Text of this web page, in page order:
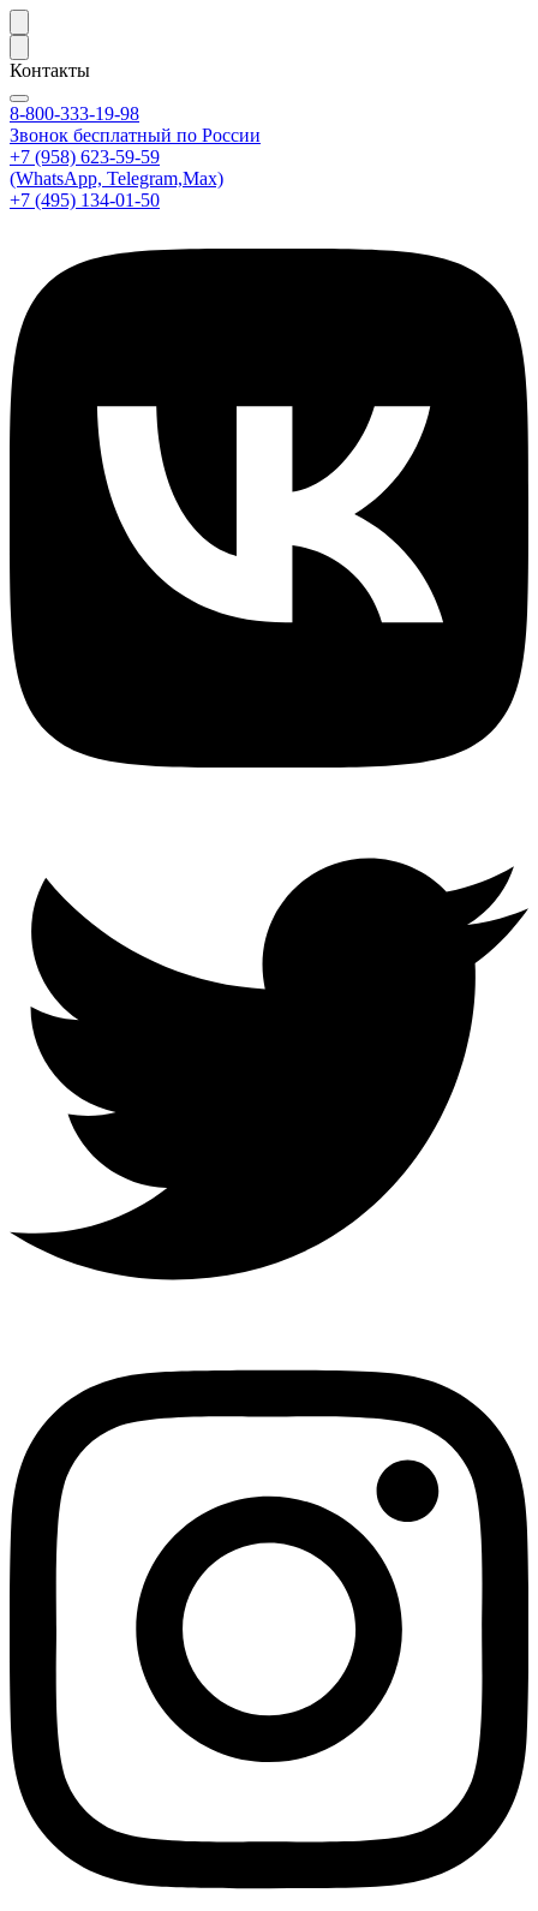
Контакты
8-800-333-19-98
Звонок бесплатный по России
+7 (958) 623-59-59
(WhatsApp, Telegram,Max)
+7 (495) 134-01-50